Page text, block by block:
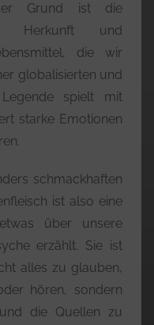
Grund ist die
Herkunft und
die wir
globalisierten und
spielt mit
starke Emotionen
schmackhaften
ist also eine
über unsere
erzählt. Sie ist
alles zu glauben,
hören, sondern
die Quellen zu